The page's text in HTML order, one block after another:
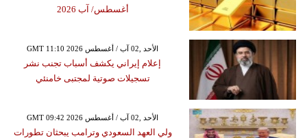
أغسطس/ آب 2026
GMT 11:10 2026 الأحد ,02 آب / أغسطس
إعلام إيراني يكشف أسباب تجنب نشر
تسجيلات صوتية لمجتبى خامنئي
GMT 09:42 2026 الأحد ,02 آب / أغسطس
ولي العهد السعودي وترامب يبحثان تطورات